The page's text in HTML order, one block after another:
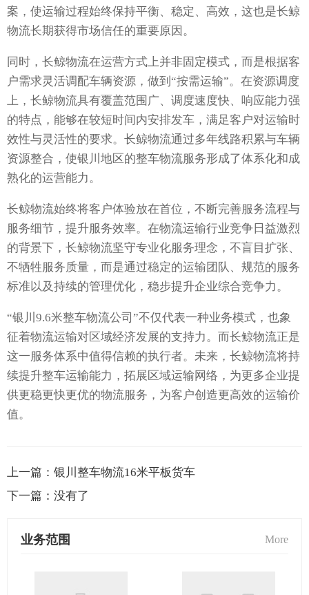
案，使运输过程始终保持平衡、稳定、高效，这也是长鲸
物流长期获得市场信任的重要原因。
同时，长鲸物流在运营方式上并非固定模式，而是根据客
户需求灵活调配车辆资源，做到“按需运输”。在资源调度
上，长鲸物流具有覆盖范围广、调度速度快、响应能力强
的特点，能够在较短时间内安排发车，满足客户对运输时
效性与灵活性的要求。长鲸物流通过多年线路积累与车辆
资源整合，使银川地区的整车物流服务形成了体系化和成
熟化的运营能力。
长鲸物流始终将客户体验放在首位，不断完善服务流程与
服务细节，提升服务效率。在物流运输行业竞争日益激烈
的背景下，长鲸物流坚守专业化服务理念，不盲目扩张、
不牺牲服务质量，而是通过稳定的运输团队、规范的服务
标准以及持续的管理优化，稳步提升企业综合竞争力。
“银川9.6米整车物流公司”不仅代表一种业务模式，也象
征着物流运输对区域经济发展的支持力。而长鲸物流正是
这一服务体系中值得信赖的执行者。未来，长鲸物流将持
续提升整车运输能力，拓展区域运输网络，为更多企业提
供更稳更快更优的物流服务，为客户创造更高效的运输价
值。
上一篇： 银川整车物流16米平板货车
下一篇： 没有了
业务范围 More